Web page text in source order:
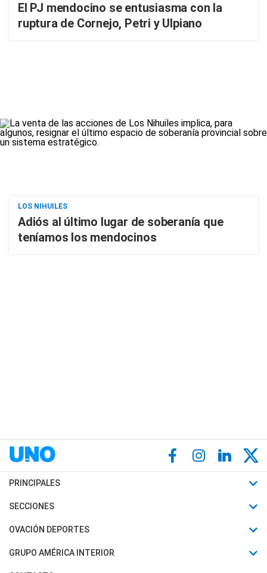
El PJ mendocino se entusiasma con la
ruptura de Cornejo, Petri y Ulpiano
LOS NIHUILES
Adiós al último lugar de soberanía que
teníamos los mendocinos
PRINCIPALES
Últimas Noticias
Política
SECCIONES
Horóscopo
Motores
OVACIÓN DEPORTES
Fútbol
GRUPO AMÉRICA INTERIOR